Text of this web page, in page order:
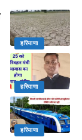
हरियाणा
हरियाणा
हरियाणा